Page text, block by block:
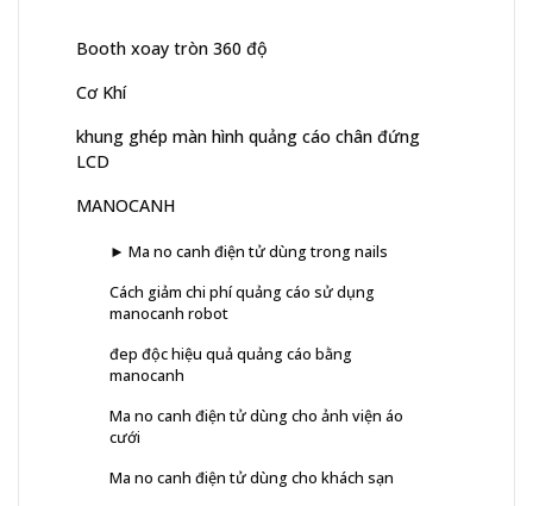
Booth xoay tròn 360 độ
Cơ Khí
khung ghép màn hình quảng cáo chân đứng
LCD
MANOCANH
► Ma no canh điện tử dùng trong nails
Cách giảm chi phí quảng cáo sử dụng
manocanh robot
đep độc hiệu quả quảng cáo bằng
manocanh
Ma no canh điện tử dùng cho ảnh viện áo
cưới
Ma no canh điện tử dùng cho khách sạn